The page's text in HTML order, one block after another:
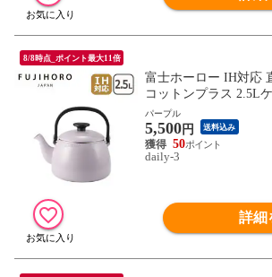
8/8時点_ポイント最大11倍
富士ホーロー IH対応
コットンプラス 2.5L
2.5K.PU やかん ほう
us FUJIHORO 【北海
算】 fuj618-2
パープル
5,500円 送料込み
50
daily-3
詳細